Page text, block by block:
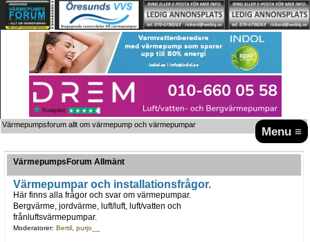
Menu ≡
Värmepumpsforum allt om värmepump och värmepumpar
VärmepumpsForum Allmänt
Värmepumpar och installationsfrågor.
Här finns alla frågor och svar om värmepumpar.
Bergvärme, jordvärme, luft/luft, luft/vatten och
frånluftsvärmepumpar.
Moderatorer: Bertil, purjo__